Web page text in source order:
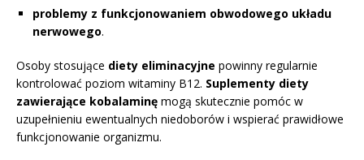
problemy z funkcjonowaniem obwodowego układu
nerwowego.
Osoby stosujące diety eliminacyjne powinny regularnie
kontrolować poziom witaminy B12. Suplementy diety
zawierające kobalaminę mogą skutecznie pomóc w
uzupełnieniu ewentualnych niedoborów i wspierać prawidłowe
funkcjonowanie organizmu.